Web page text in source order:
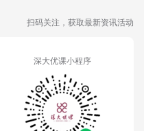
扫码关注，获取最新资讯活动
深大优课小程序